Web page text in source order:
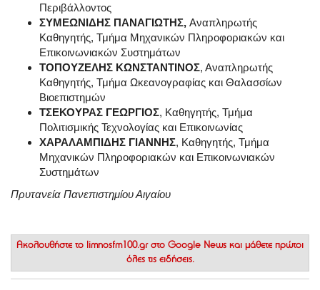
Περιβάλλοντος
ΣΥΜΕΩΝΙΔΗΣ ΠΑΝΑΓΙΩΤΗΣ, Αναπληρωτής
Καθηγητής, Τμήμα Μηχανικών Πληροφοριακών και
Επικοινωνιακών Συστημάτων
ΤΟΠΟΥΖΕΛΗΣ ΚΩΝΣΤΑΝΤΙΝΟΣ, Αναπληρωτής
Καθηγητής, Τμήμα Ωκεανογραφίας και Θαλασσίων
Βιοεπιστημών
ΤΣΕΚΟΥΡΑΣ ΓΕΩΡΓΙΟΣ, Καθηγητής, Τμήμα
Πολιτισμικής Τεχνολογίας και Επικοινωνίας
ΧΑΡΑΛΑΜΠΙΔΗΣ ΓΙΑΝΝΗΣ, Καθηγητής, Τμήμα
Μηχανικών Πληροφοριακών και Επικοινωνιακών
Συστημάτων
Πρυτανεία Πανεπιστημίου Αιγαίου
Ακολουθήστε το limnosfm100.gr στο Google News και μάθετε πρώτοι
όλες τις ειδήσεις.